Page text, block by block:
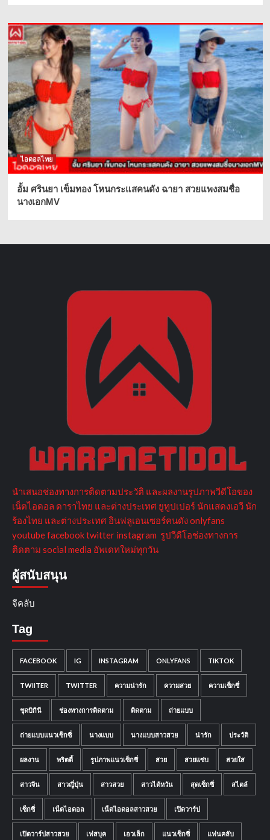
ไอดอลไทย
อั้ม ศรินยา เข็มทอง โหนกระแสคนดัง ฉายา สวยแพงสมชื่อ
นางเอกMV
นำเสนอช่องทางการติดตามประวัติ และผลงานรูปภาพวีดีโอของ
เน็ตไอดอล ดาราไทย และต่างประเทศ ยูทูปเปอร์ นักแสดงเอวี นัก
ร้องไทย และต่างประเทศ อินฟลูเอนเซอร์คนดัง onlyfans
youtube facebook twitter instagram รูปวีดีโอช่องทางการ
ติดตาม social media อัพเดทใหม่ทุกวัน
ผู้สนับสนุน
จีคลับ
Tag
FACEBOOK IG INSTAGRAM ONLYFANS TIKTOK
TWIITER TWITTER ความน่ารัก ความสวย ความเซ็กซี่
ชุดบิกินี ช่องทางการติดตาม ติดตาม ถ่ายแบบ
ถ่ายแบบแนวเซ็กซี่ นางแบบ นางแบบสาวสวย น่ารัก ประวัติ
ผลงาน พริตตี้ รูปภาพแนวเซ็กซี่ สวย สวยแซ่บ สวยใส
สาวจีน สาวญี่ปุ่น สาวสวย สาวไต้หวัน สุดเซ็กซี่ สไตล์
เซ็กซี่ เน็ตไอดอล เน็ตไอดอลสาวสวย เปิดวาร์ป
เปิดวาร์ปสาวสวย เฟสบุค เอวเล็ก แนวเซ็กซี่ แฟนคลับ